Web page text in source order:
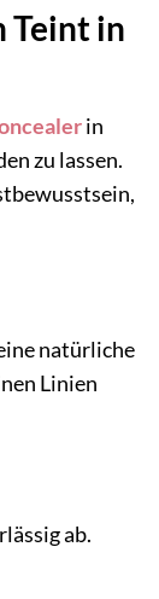
Teint in
in
zu lassen.
natürliche
Linien
ab.